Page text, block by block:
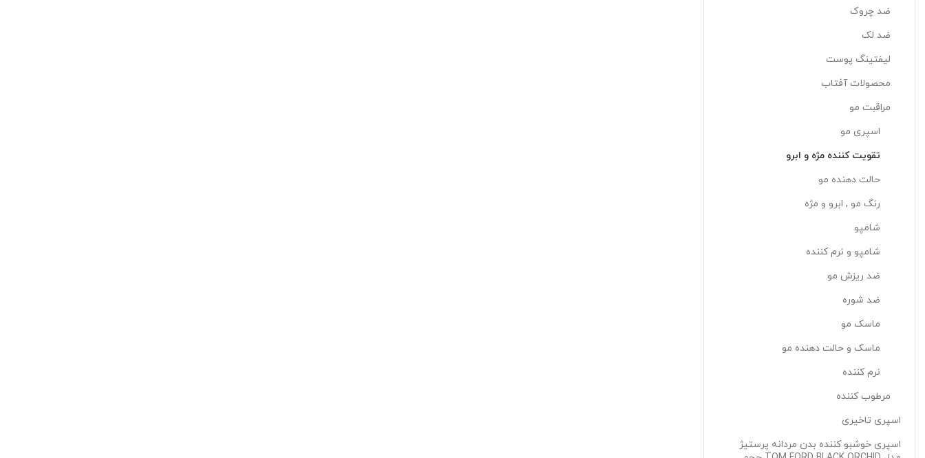
ضد چروک
ضد لک
لیفتینگ پوست
محصولات آفتاب
مراقبت مو
اسپری مو
تقویت کننده مژه و ابرو
حالت دهنده مو
رنگ مو , ابرو و مژه
شامپو
شامپو و نرم کننده
ضد ریزش مو
ضد شوره
ماسک مو
ماسک و حالت دهنده مو
نرم کننده
مرطوب کننده
اسپری تاخیری
اسپری خوشبو کننده بدن مردانه پرستیژ